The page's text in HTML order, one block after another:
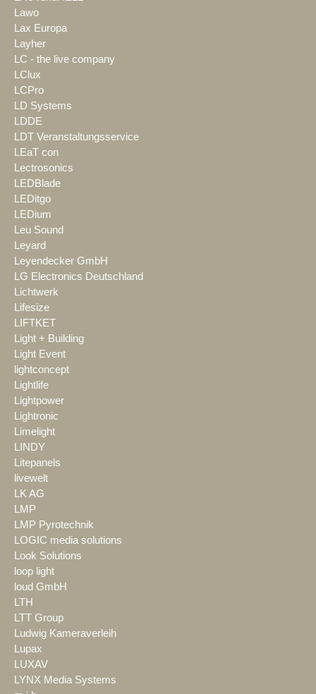
Lawo
Lax Europa
Layher
LC - the live company
LClux
LCPro
LD Systems
LDDE
LDT Veranstaltungsservice
LEaT con
Lectrosonics
LEDBlade
LEDitgo
LEDium
Leu Sound
Leyard
Leyendecker GmbH
LG Electronics Deutschland
Lichtwerk
Lifesize
LIFTKET
Light + Building
Light Event
lightconcept
Lightlife
Lightpower
Lightronic
Limelight
LINDY
Litepanels
livewelt
LK AG
LMP
LMP Pyrotechnik
LOGIC media solutions
Look Solutions
loop light
loud GmbH
LTH
LTT Group
Ludwig Kameraverleih
Lupax
LUXAV
LYNX Media Systems